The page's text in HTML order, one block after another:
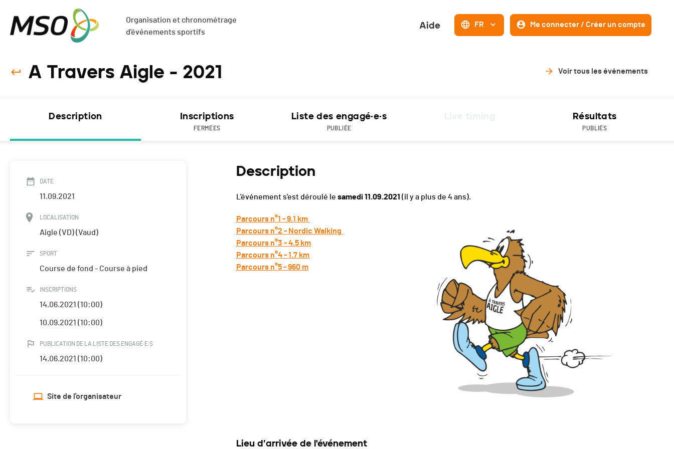
Organisation et chronométrage
d'événements sportifs
Aide FR Me connecter / Créer un compte
A Travers Aigle - 2021 Voir tous les événements
Description Inscriptions
FERMÉES
Liste des engagé·e·s
PUBLIÉE
Résultats
PUBLIÉS
DATE
11.09.2021
LOCALISATION
Aigle (VD) (Vaud)
SPORT
Course de fond - Course à pied
INSCRIPTIONS
14.06.2021 (10:00)
10.09.2021 (10:00)
PUBLICATION DE LA LISTE DES ENGAGÉ·E·S
14.06.2021 (10:00)
Site de l'organisateur
Description
L'événement s'est déroulé le samedi 11.09.2021 (il y a plus de 4 ans).
Parcours n°1 - 9.1 km
Parcours n°2 - Nordic Walking
Parcours n°3 - 4.5 km
Parcours n°4 - 1.7 km
Parcours n°5 - 960 m
Lieu d’arrivée de l'événement